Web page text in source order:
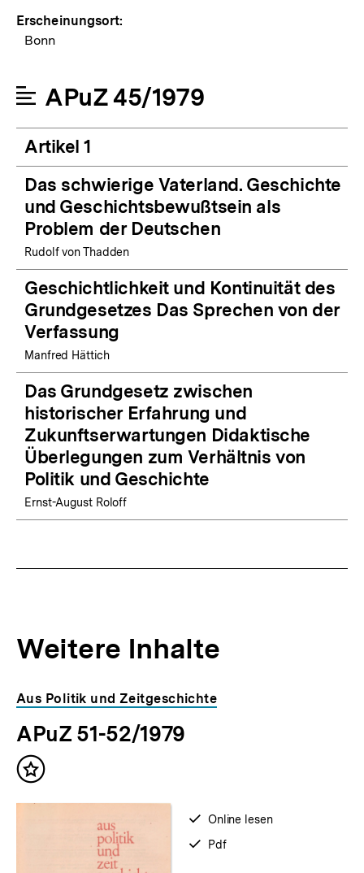
Erscheinungsort:
Bonn
APuZ 45/1979
Artikel 1
Das schwierige Vaterland. Geschichte
und Geschichtsbewußtsein als
Problem der Deutschen
Rudolf von Thadden
Geschichtlichkeit und Kontinuität des
Grundgesetzes Das Sprechen von der
Verfassung
Manfred Hättich
Das Grundgesetz zwischen
historischer Erfahrung und
Zukunftserwartungen Didaktische
Überlegungen zum Verhältnis von
Politik und Geschichte
Ernst-August Roloff
Weitere Inhalte
Inhaltskarousell
für
weitere
Inhalte
Inhaltskarussell
überspringen
Aus Politik und Zeitgeschichte
APuZ 51-52/1979
Inhalt
verfügbar
zum
Online lesen
verfügbar
Pdf